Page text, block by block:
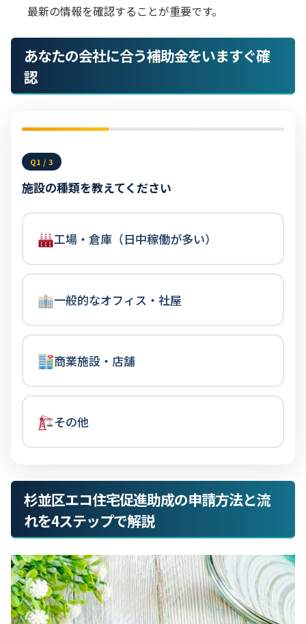
最新の情報を確認することが重要です。
あなたの会社に合う補助金をいますぐ確
認
Q1 / 3
施設の種類を教えてください
工場・倉庫（日中稼働が多い）
一般的なオフィス・社屋
商業施設・店舗
その他
杉並区エコ住宅促進助成の申請方法と流
れを4ステップで解説